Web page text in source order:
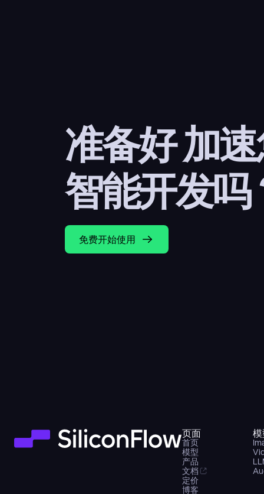
准备好 加
智能开发吗
免费开始使用
页面
首页
模型
产品
文档
定价
博客